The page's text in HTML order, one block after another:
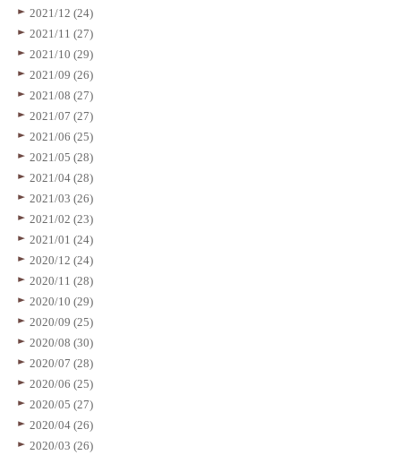
2021/12 (24)
2021/11 (27)
2021/10 (29)
2021/09 (26)
2021/08 (27)
2021/07 (27)
2021/06 (25)
2021/05 (28)
2021/04 (28)
2021/03 (26)
2021/02 (23)
2021/01 (24)
2020/12 (24)
2020/11 (28)
2020/10 (29)
2020/09 (25)
2020/08 (30)
2020/07 (28)
2020/06 (25)
2020/05 (27)
2020/04 (26)
2020/03 (26)